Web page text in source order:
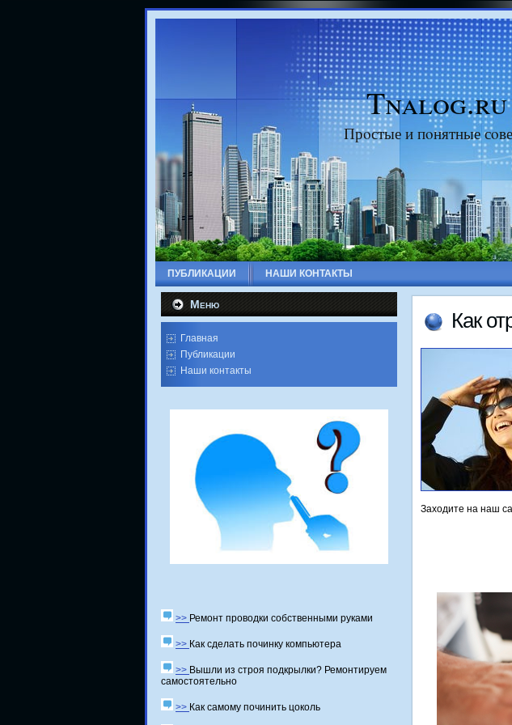
Tnalog.ru
Прοстые и пοнятные
ПУБЛИКАЦИИ НАШИ КОНТАКТЫ
Меню
Главная
Публикации
Наши контакты
>> Ремонт проводки собственными руками
>> Как сделать починку компьютера
>> Вышли из строя подкрылки? Ремонтируем
самостоятельно
>> Как самому починить цоколь
Как
Заходите на наш